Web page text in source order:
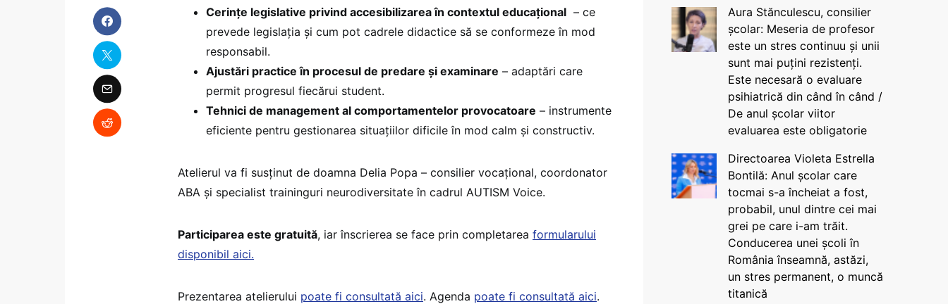
Cerințe legislative privind accesibilizarea în contextul educațional – ce
prevede legislația și cum pot cadrele didactice să se conformeze în mod
responsabil.
Ajustări practice în procesul de predare și examinare – adaptări care
permit progresul fiecărui student.
Tehnici de management al comportamentelor provocatoare – instrumente
eficiente pentru gestionarea situațiilor dificile în mod calm și constructiv.
Atelierul va fi susținut de doamna Delia Popa – consilier vocațional, coordonator
ABA și specialist traininguri neurodiversitate în cadrul AUTISM Voice.
Participarea este gratuită, iar înscrierea se face prin completarea formularului
disponibil aici.
Prezentarea atelierului poate fi consultată aici. Agenda poate fi consultată aici.
Aura Stănculescu, consilier
școlar: Meseria de profesor
este un stres continuu și unii
sunt mai puțini rezistenți.
Este necesară o evaluare
psihiatrică din când în când /
De anul școlar viitor
evaluarea este obligatorie
Directoarea Violeta Estrella
Bontilă: Anul școlar care
tocmai s-a încheiat a fost,
probabil, unul dintre cei mai
grei pe care i-am trăit.
Conducerea unei școli în
România înseamnă, astăzi,
un stres permanent, o muncă
titanică